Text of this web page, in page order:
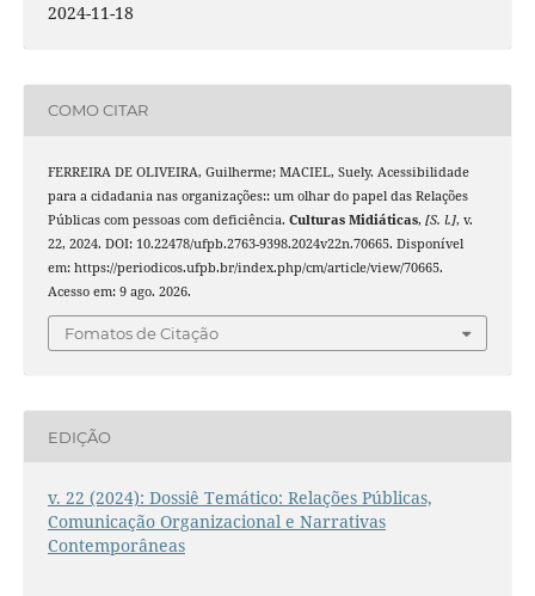
2024-11-18
COMO CITAR
FERREIRA DE OLIVEIRA, Guilherme; MACIEL, Suely. Acessibilidade
para a cidadania nas organizações:: um olhar do papel das Relações
Públicas com pessoas com deficiência. Culturas Midiáticas, [S. l.], v.
22, 2024. DOI: 10.22478/ufpb.2763-9398.2024v22n.70665. Disponível
em: https://periodicos.ufpb.br/index.php/cm/article/view/70665.
Acesso em: 9 ago. 2026.
Fomatos de Citação
EDIÇÃO
v. 22 (2024): Dossiê Temático: Relações Públicas,
Comunicação Organizacional e Narrativas
Contemporâneas